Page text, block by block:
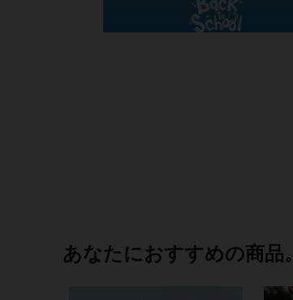
あなたにおすすめの商品。